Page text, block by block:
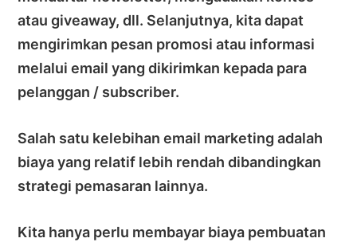
atau giveaway, dll. Selanjutnya, kita dapat
mengirimkan pesan promosi atau informasi
melalui email yang dikirimkan kepada para
pelanggan / subscriber.
Salah satu kelebihan email marketing adalah
biaya yang relatif lebih rendah dibandingkan
strategi pemasaran lainnya.
Kita hanya perlu membayar biaya pembuatan